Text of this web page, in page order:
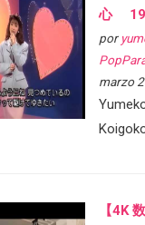
心
por
marzo
【4K